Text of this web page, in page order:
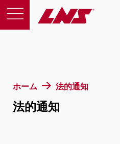
ホーム 法的通知
法的通知
採用情報